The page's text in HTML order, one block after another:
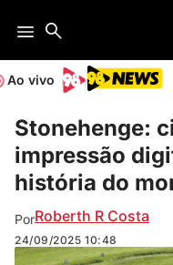
Ao vivo
Stonehenge:
impressão
história do
PorRoberth R Costa
24/09/2025 10:48